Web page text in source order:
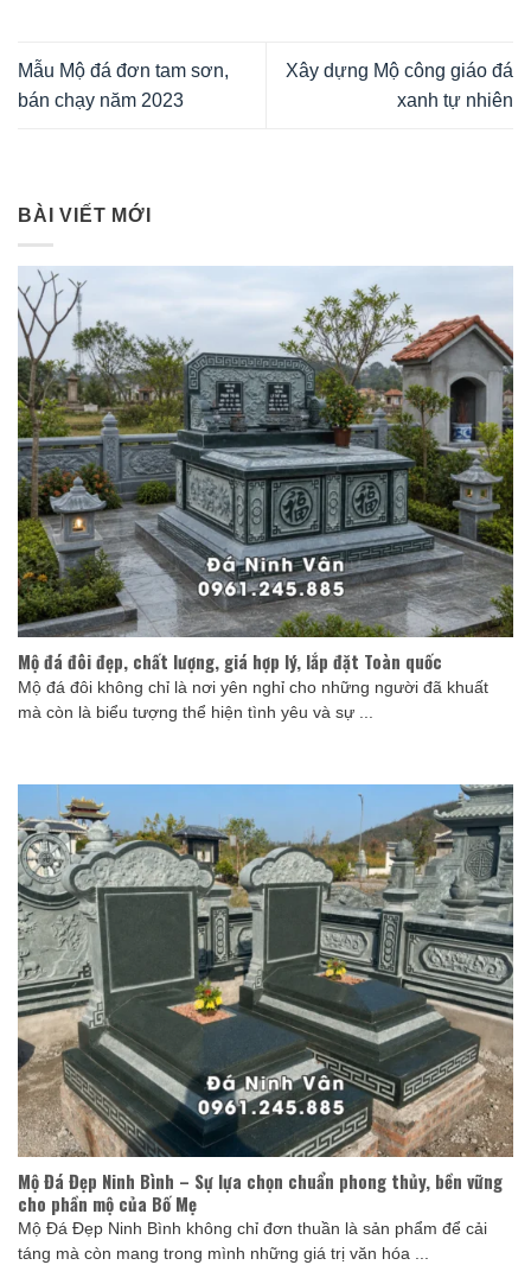
Mẫu Mộ đá đơn tam sơn,
bán chạy năm 2023
Xây dựng Mộ công giáo đá
xanh tự nhiên
BÀI VIẾT MỚI
Mộ đá đôi đẹp, chất lượng, giá hợp lý, lắp đặt Toàn quốc
Mộ đá đôi không chỉ là nơi yên nghỉ cho những người đã khuất
mà còn là biểu tượng thể hiện tình yêu và sự ...
Mộ Đá Đẹp Ninh Bình – Sự lựa chọn chuẩn phong thủy, bền vững
cho phần mộ của Bố Mẹ
Mộ Đá Đẹp Ninh Bình không chỉ đơn thuần là sản phẩm để cải
táng mà còn mang trong mình những giá trị văn hóa ...